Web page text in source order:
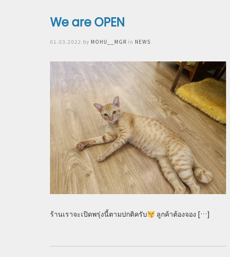
We are OPEN
Posted
01.03.2022 by MOHU__MGR in NEWS
ร้านเราจะเปิดพรุ่งนี้ตามปกติครับ ลูกค้าต้องจอง […]